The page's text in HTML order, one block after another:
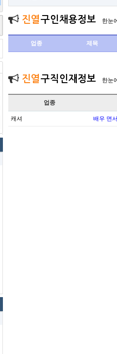
진열 구인채용정보 한눈
업종 제목
진열 구직인재정보 한눈
업종
캐셔 배우 면